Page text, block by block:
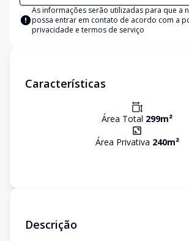
As informações serão utilizadas para que a
possa entrar em contato de acordo com a
privacidade e termos de serviço
Características
Área Total 299m²
Área Privativa 240m²
Descrição